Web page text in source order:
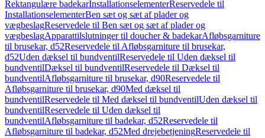
Rektangulære badekarInstallationselementerReservedele til
InstallationselementerBen sæt og sæt af plader og
vægbeslagReservedele til Ben sæt og sæt af plader og
vægbeslagApparattilslutninger til doucher & badekarAfløbsgarniture
til brusekar, d52Reservedele til Afløbsgarniture til brusekar,
d52Uden dæksel til bundventilReservedele til Uden dæksel til
bundventilDæksel til bundventilReservedele til Dæksel til
bundventilAfløbsgarniture til brusekar, d90Reservedele til
Afløbsgarniture til brusekar, d90Med dæksel til
bundventilReservedele til Med dæksel til bundventilUden dæksel til
bundventilReservedele til Uden dæksel til
bundventilAfløbsgarniture til badekar, d52Reservedele til
Afløbsgarniture til badekar, d52Med drejebetjeningReservedele til